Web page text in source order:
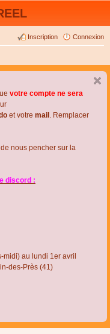
Connexion
Inscription
votre compte ne sera
et votre mail . Remplacer
nous pencher sur la
discord :
au lundi 1er avril
des-Près (41)